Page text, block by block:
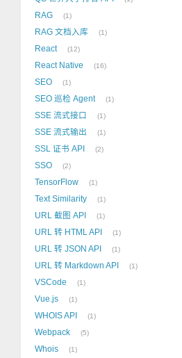
RAG 1
RAG 文档入库 1
React 12
React Native 16
SEO 1
SEO 巡检 Agent 1
SSE 流式接口 1
SSE 流式输出 1
SSL 证书 API 2
SSO 2
TensorFlow 1
Text Similarity 1
URL 截图 API 1
URL 转 HTML API 1
URL 转 JSON API 1
URL 转 Markdown API 1
VSCode 1
Vue.js 1
WHOIS API 1
Webpack 5
Whois 1